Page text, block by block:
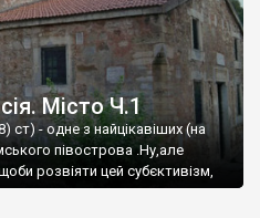
Місто Ч.1
ст) - одне з найцікавіших (на
півострова .Ну,але
розвіяти цей субєктивізм,